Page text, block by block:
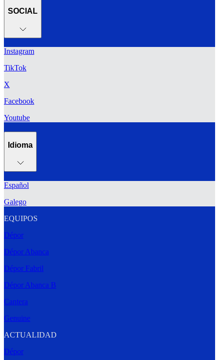
SOCIAL
Instagram
TikTok
X
Facebook
Youtube
Idioma
Español
Galego
EQUIPOS
Dépor
Dépor Abanca
Dépor Fabril
Dépor Abanca B
Cantera
Genuine
ACTUALIDAD
Dépor